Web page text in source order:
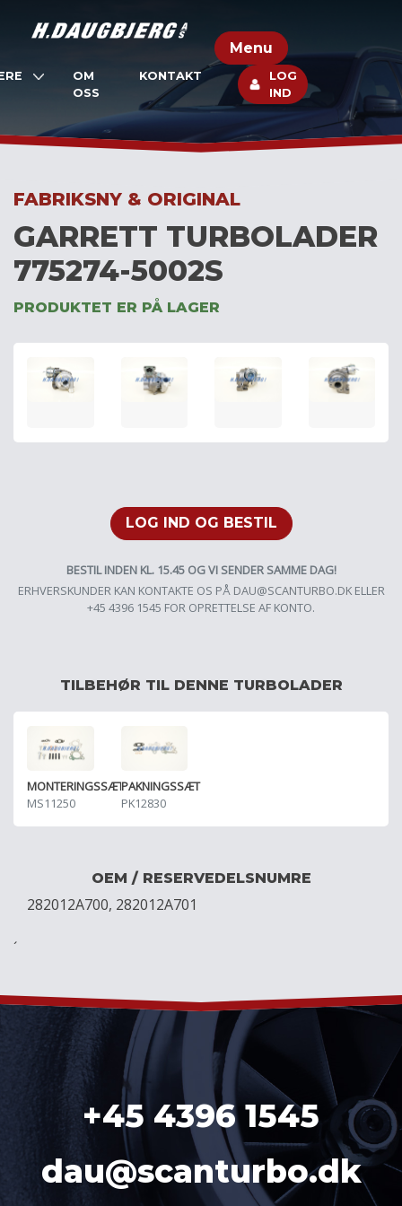
Menu
OM
OSS
KONTAKT
LOG
IND
FABRIKSNY & ORIGINAL
GARRETT TURBOLADER
775274-5002S
PRODUKTET ER PÅ LAGER
LOG IND OG BESTIL
BESTIL INDEN KL. 15.45 OG VI SENDER SAMME DAG!
ERHVERSKUNDER KAN KONTAKTE OS PÅ DAU@SCANTURBO.DKELLER
+45 4396 1545 FOR OPRETTELSE AF KONTO.
TILBEHØR TIL DENNE TURBOLADER
MONTERINGSSÆT
MS11250
PAKNINGSSÆT
PK12830
OEM / RESERVEDELSNUMRE
282012A700, 282012A701
´
+45 4396 1545
dau@scanturbo.dk